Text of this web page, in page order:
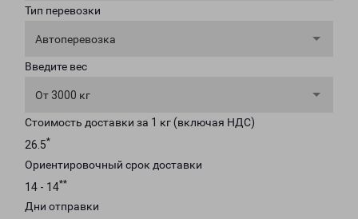
Тип перевозки
Автоперевозка
Введите вес
От 3000 кг
Стоимость доставки за 1 кг (включая НДС)
26.5*
Ориентировочный срок доставки
14 - 14**
Дни отправки